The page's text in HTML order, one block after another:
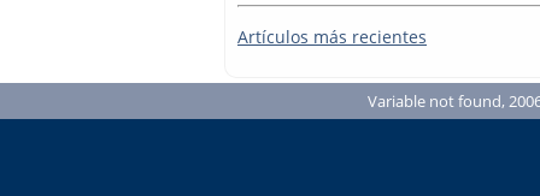
Artículos más recientes
Variable not found,